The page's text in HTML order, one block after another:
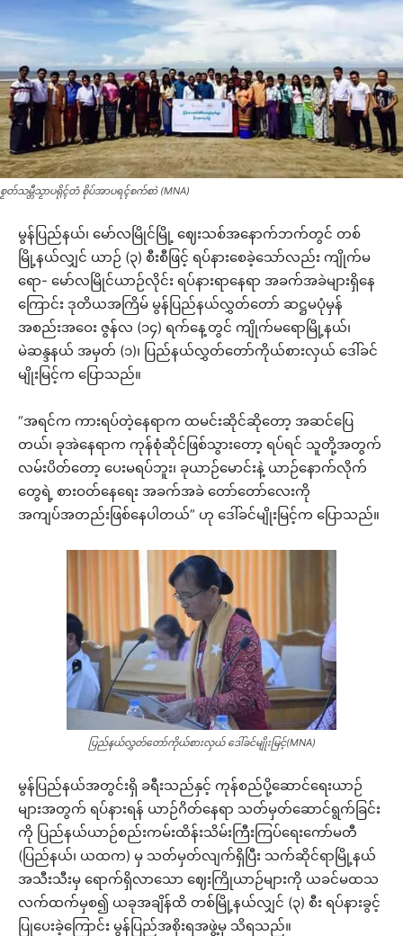
စၟတ်သမ္တီသၟာပရိုၚ်တံ စိုပ်အာပရၚ်စက်စာဲ (MNA)
မွန်ပြည်နယ်၊ မော်လမြိုင်မြို့ ဈေးသစ်အနောက်ဘက်တွင် တစ်
မြို့နယ်လျှင် ယာဉ် (၃) စီးစီဖြင့် ရပ်နားစေခဲ့သော်လည်း ကျိုက်မ
ရော- မော်လမြိုင်ယာဉ်လိုင်း ရပ်နားရာနေရာ အခက်အခဲများရှိနေ
ကြောင်း ဒုတိယအကြိမ် မွန်ပြည်နယ်လွှတ်တော် ဆဋ္ဌမပုံမှန်
အစည်းအဝေး ဇွန်လ (၁၄) ရက်နေ့တွင် ကျိုက်မရောမြို့နယ်၊
မဲဆန္ဒနယ် အမှတ် (၁)၊ ပြည်နယ်လွှတ်တော်ကိုယ်စားလှယ် ဒေါ်ခင်
မျိုးမြင့်က ပြောသည်။
“အရင်က ကားရပ်တဲ့နေရာက ထမင်းဆိုင်ဆိုတော့ အဆင်ပြေ
တယ်၊ ခုအဲနေရာက ကုန်စုံဆိုင်ဖြစ်သွားတော့ ရပ်ရင် သူတို့အတွက်
လမ်းပိတ်တော့ ပေးမရပ်ဘူး၊ ခုယာဉ်မောင်းနဲ့ ယာဉ်နောက်လိုက်
တွေရဲ့ စားဝတ်နေရေး အခက်အခဲ တော်တော်လေးကို
အကျပ်အတည်းဖြစ်နေပါတယ်” ဟု ဒေါ်ခင်မျိုးမြင့်က ပြောသည်။
ပြည်နယ်လွှတ်တော်ကိုယ်စားလှယ် ဒေါ်ခင်မျိုးမြင့်(MNA)
မွန်ပြည်နယ်အတွင်းရှိ ခရီးသည်နှင့် ကုန်စည်ပို့ဆောင်ရေးယာဉ်
များအတွက် ရပ်နားရန် ယာဉ်ဂိတ်နေရာ သတ်မှတ်ဆောင်ရွက်ခြင်း
ကို ပြည်နယ်ယာဉ်စည်းကမ်းထိန်းသိမ်းကြီးကြပ်ရေးကော်မတီ
(ပြည်နယ်၊ ယထက) မှ သတ်မှတ်လျက်ရှိပြီး သက်ဆိုင်ရာမြို့နယ်
အသီးသီးမှ ရောက်ရှိလာသော ဈေးကြိုယာဉ်များကို ယခင်မထသ
လက်ထက်မှစ၍ ယခုအချိန်ထိ တစ်မြို့နယ်လျှင် (၃) စီး ရပ်နားခွင့်
ပြုပေးခဲ့ကြောင်း မွန်ပြည်အစိုးရအဖွဲ့မှ သိရသည်။